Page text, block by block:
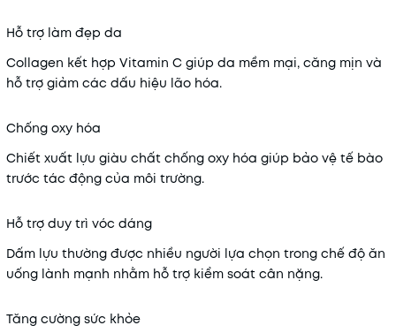
Hỗ trợ làm đẹp da
Collagen kết hợp Vitamin C giúp da mềm mại, căng mịn và
hỗ trợ giảm các dấu hiệu lão hóa.
Chống oxy hóa
Chiết xuất lựu giàu chất chống oxy hóa giúp bảo vệ tế bào
trước tác động của môi trường.
Hỗ trợ duy trì vóc dáng
Dấm lựu thường được nhiều người lựa chọn trong chế độ ăn
uống lành mạnh nhằm hỗ trợ kiểm soát cân nặng.
Tăng cường sức khỏe